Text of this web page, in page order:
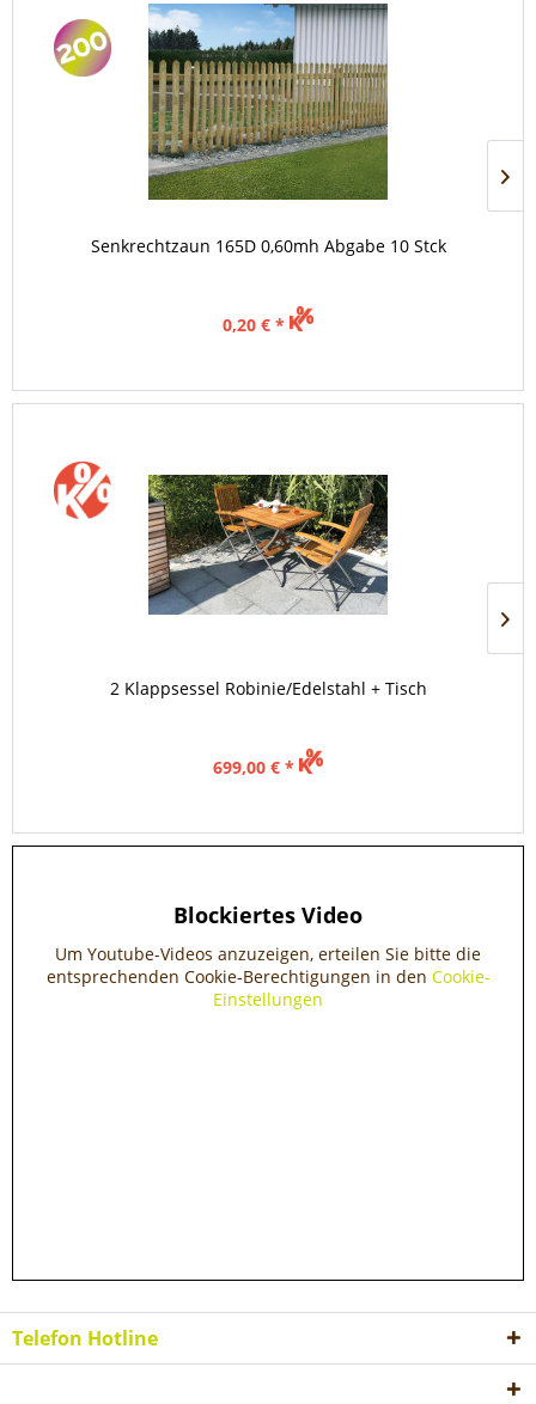
Senkrechtzaun 165D 0,60mh Abgabe 10 Stck
0,20 € *
2 Klappsessel Robinie/Edelstahl + Tisch
699,00 € *
Blockiertes Video
Um Youtube-Videos anzuzeigen, erteilen Sie bitte die
entsprechenden Cookie-Berechtigungen in den Cookie-
Einstellungen
Telefon Hotline